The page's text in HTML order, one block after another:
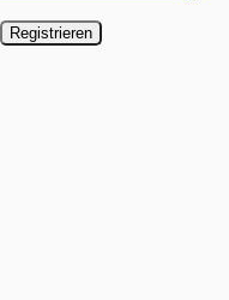
Registrieren